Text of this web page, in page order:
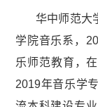
华中师范大学
学院音乐系，
乐师范教育，
2019年音乐学